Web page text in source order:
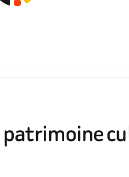
patrimoine